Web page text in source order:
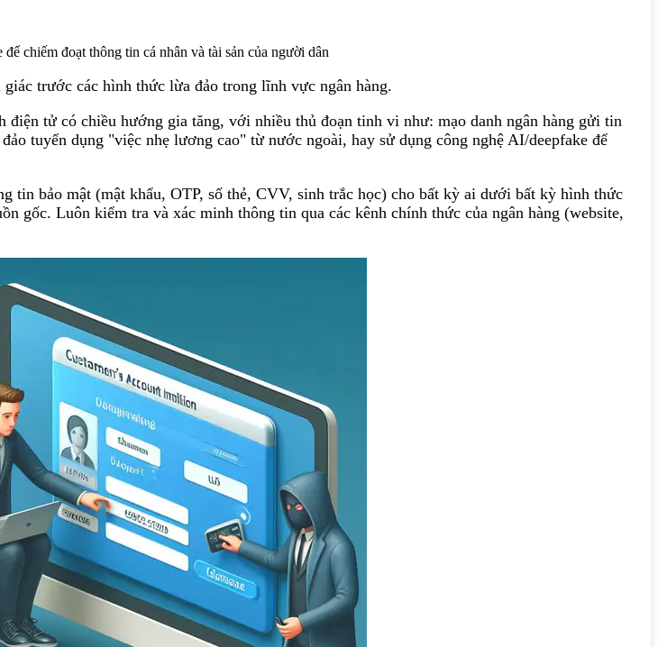
chiếm đoạt thông tin cá nhân và tài sản của người dân
trước các hình thức lừa đảo trong lĩnh vực ngân hàng.
tử có chiều hướng gia tăng, với nhiều thủ đoạn tinh vi như: mạo danh ngân hàng gửi tin
tuyển dụng "việc nhẹ lương cao" từ nước ngoài, hay sử dụng công nghệ AI/deepfake để
tin bảo mật (mật khẩu, OTP, số thẻ, CVV, sinh trắc học) cho bất kỳ ai dưới bất kỳ hình thức
gốc. Luôn kiểm tra và xác minh thông tin qua các kênh chính thức của ngân hàng (website,